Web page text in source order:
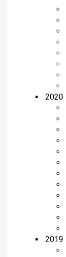
2020
2019